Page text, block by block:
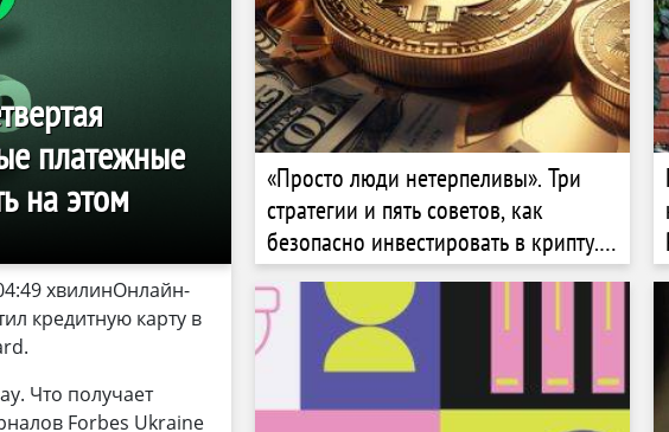
платежные
на этом
хвилинОнлайн-
кредитную карту в
Что получает
Forbes Ukraine
«Просто люди нетерпеливы». Три
стратегии и пять советов, как
безопасно инвестировать в крипту.
Каковы последствия последнего
обвала? Какую долю вложить?
Bitcoin, Ethereum, может Cardano?